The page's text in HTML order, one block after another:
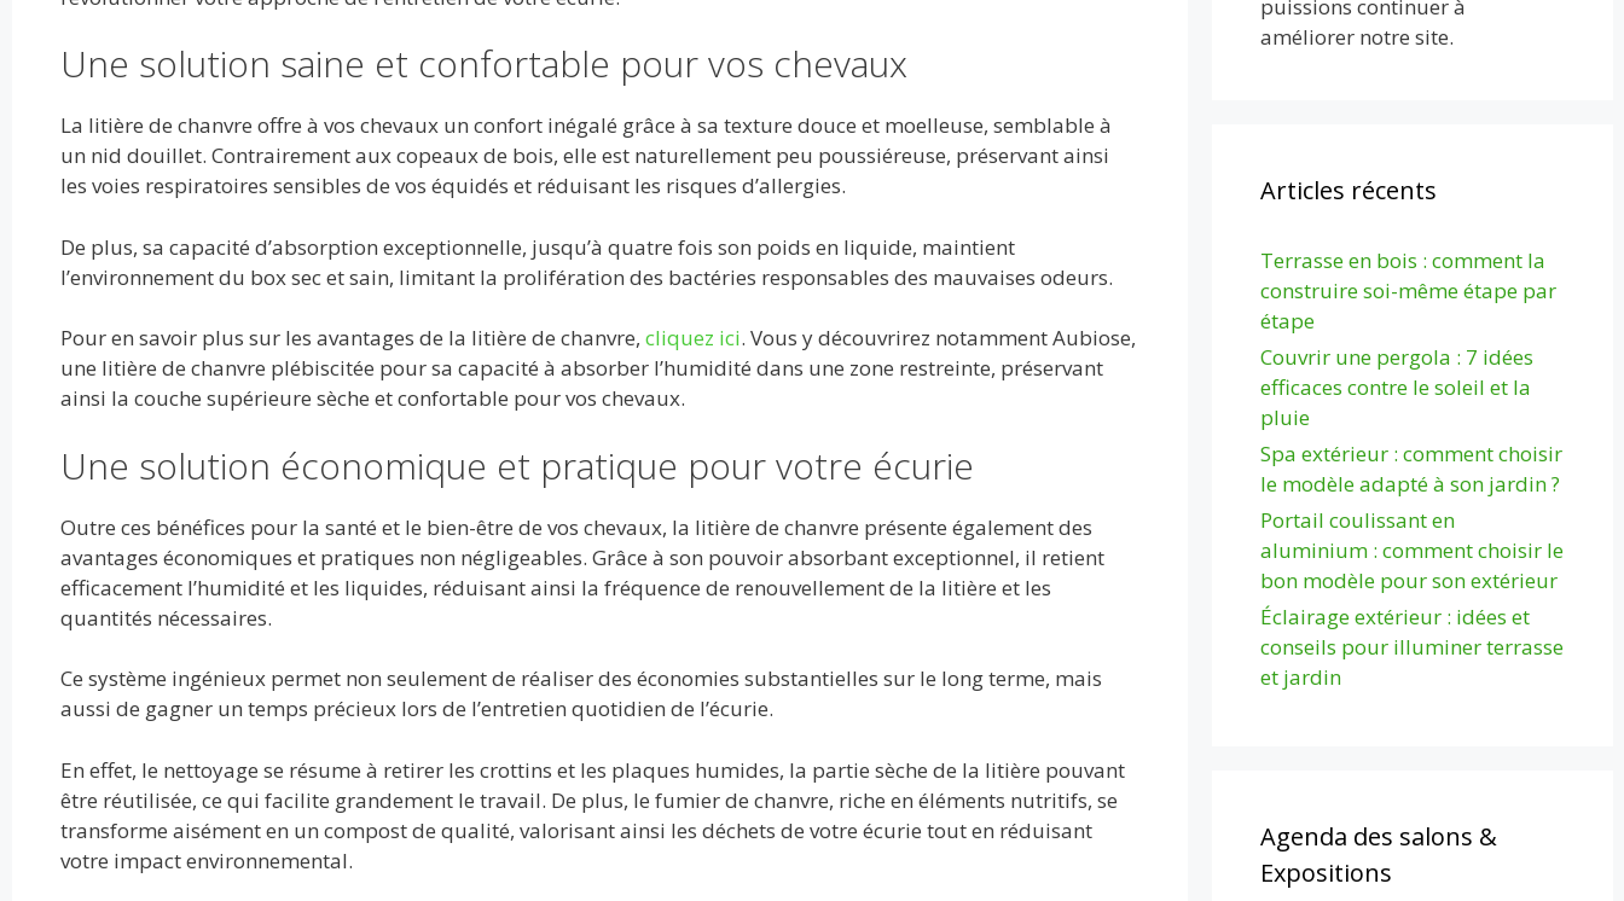
Une solution saine et confortable pour vos chevaux
La litière de chanvre offre à vos chevaux un confort inégalé grâce à sa texture douce et moelleuse, semblable à
un nid douillet. Contrairement aux copeaux de bois, elle est naturellement peu poussiéreuse, préservant ainsi
les voies respiratoires sensibles de vos équidés et réduisant les risques d’allergies.
De plus, sa capacité d’absorption exceptionnelle, jusqu’à quatre fois son poids en liquide, maintient
l’environnement du box sec et sain, limitant la prolifération des bactéries responsables des mauvaises odeurs.
Pour en savoir plus sur les avantages de la litière de chanvre, cliquez ici. Vous y découvrirez notamment Aubiose,
une litière de chanvre plébiscitée pour sa capacité à absorber l’humidité dans une zone restreinte, préservant
ainsi la couche supérieure sèche et confortable pour vos chevaux.
Une solution économique et pratique pour votre écurie
Outre ces bénéfices pour la santé et le bien-être de vos chevaux, la litière de chanvre présente également des
avantages économiques et pratiques non négligeables. Grâce à son pouvoir absorbant exceptionnel, il retient
efficacement l’humidité et les liquides, réduisant ainsi la fréquence de renouvellement de la litière et les
quantités nécessaires.
Ce système ingénieux permet non seulement de réaliser des économies substantielles sur le long terme, mais
aussi de gagner un temps précieux lors de l’entretien quotidien de l’écurie.
En effet, le nettoyage se résume à retirer les crottins et les plaques humides, la partie sèche de la litière pouvant
être réutilisée, ce qui facilite grandement le travail. De plus, le fumier de chanvre, riche en éléments nutritifs, se
transforme aisément en un compost de qualité, valorisant ainsi les déchets de votre écurie tout en réduisant
votre impact environnemental.
puissions continuer à
améliorer notre site.
Articles récents
Terrasse en bois : comment la
construire soi-même étape par
étape
Couvrir une pergola : 7 idées
efficaces contre le soleil et la
pluie
Spa extérieur : comment choisir
le modèle adapté à son jardin ?
Portail coulissant en
aluminium : comment choisir le
bon modèle pour son extérieur
Éclairage extérieur : idées et
conseils pour illuminer terrasse
et jardin
Agenda des salons &
Expositions